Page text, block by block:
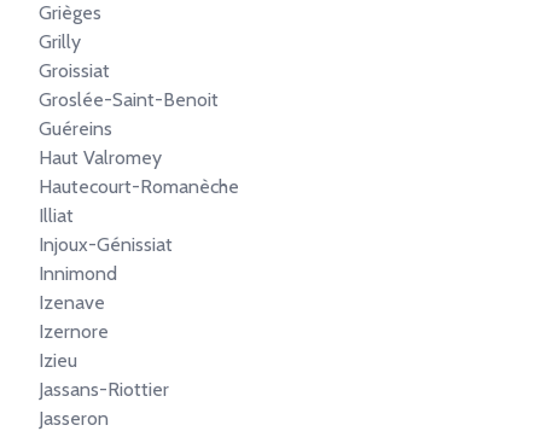
Grièges
Grilly
Groissiat
Groslée-Saint-Benoit
Guéreins
Haut Valromey
Hautecourt-Romanèche
Illiat
Injoux-Génissiat
Innimond
Izenave
Izernore
Izieu
Jassans-Riottier
Jasseron